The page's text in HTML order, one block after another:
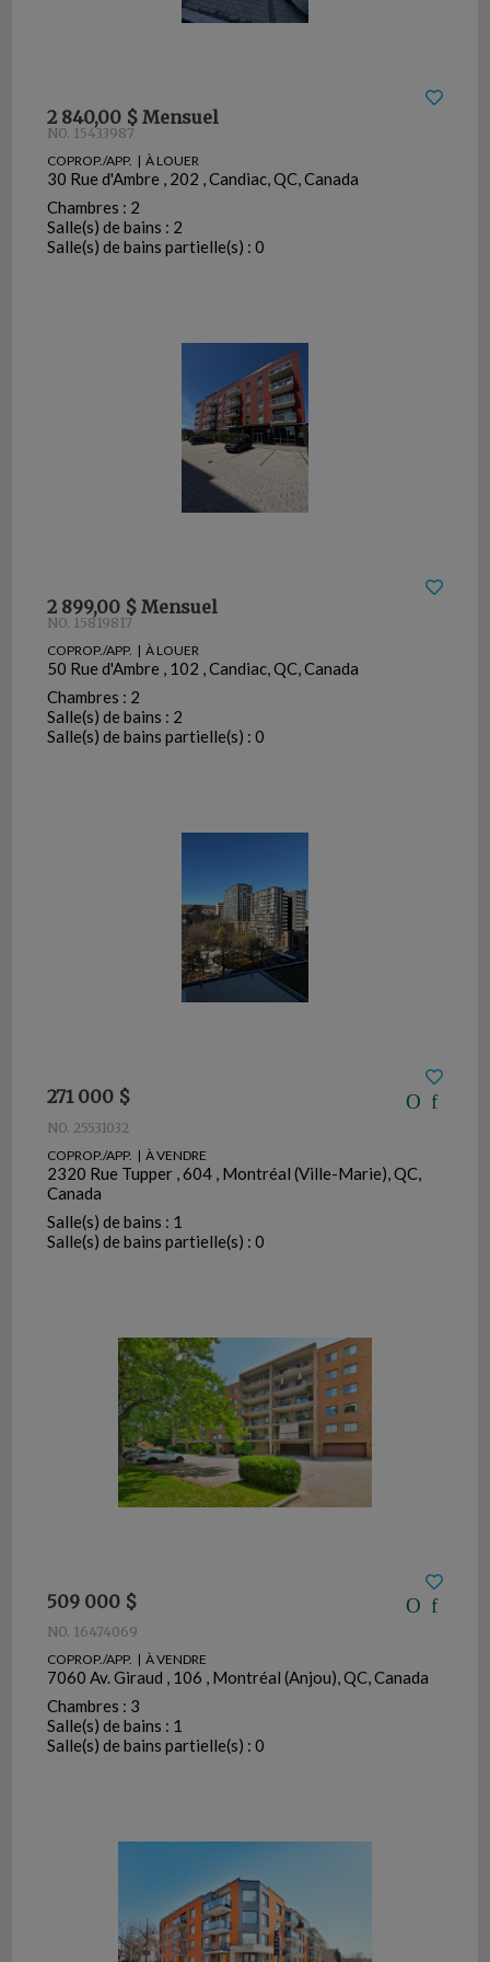
2 840,00 $ Mensuel
NO. 15433987
COPROP./APP. | À LOUER
30 Rue d'Ambre , 202 , Candiac, QC, Canada
Chambres : 2
Salle(s) de bains : 2
Salle(s) de bains partielle(s) : 0
2 899,00 $ Mensuel
NO. 15819817
COPROP./APP. | À LOUER
50 Rue d'Ambre , 102 , Candiac, QC, Canada
Chambres : 2
Salle(s) de bains : 2
Salle(s) de bains partielle(s) : 0
271 000 $
NO. 25531032
COPROP./APP. | À VENDRE
2320 Rue Tupper , 604 , Montréal (Ville-Marie), QC,
Canada
Salle(s) de bains : 1
Salle(s) de bains partielle(s) : 0
509 000 $
NO. 16474069
COPROP./APP. | À VENDRE
7060 Av. Giraud , 106 , Montréal (Anjou), QC, Canada
Chambres : 3
Salle(s) de bains : 1
Salle(s) de bains partielle(s) : 0